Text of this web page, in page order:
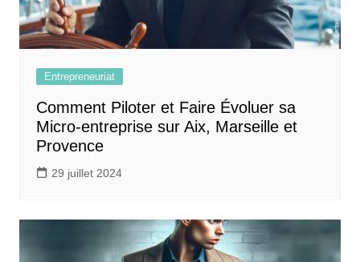
Entrepreneuriat
Comment Piloter et Faire Évoluer sa
Micro-entreprise sur Aix, Marseille et
Provence
29 juillet 2024